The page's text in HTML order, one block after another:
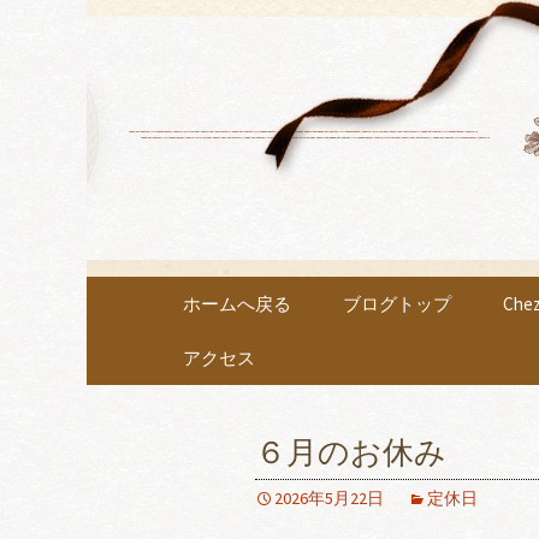
小牧市に
各種イベントや教室を開
コンテンツへ移動
ホームへ戻る ブログトップ
アクセス
６月のお休み
2026年5月22日 定休日